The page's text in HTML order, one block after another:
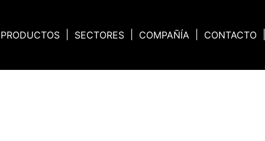
PRODUCTOS SECTORES COMPAÑÍA CONTACTO